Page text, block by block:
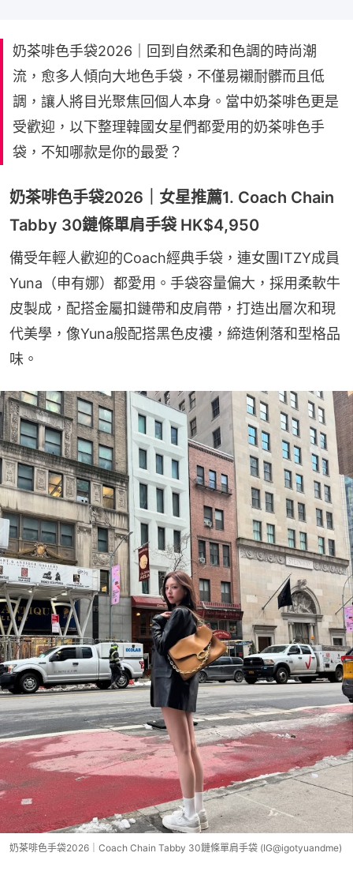
奶茶啡色手袋2026｜回到自然柔和色調的時尚潮
流，愈多人傾向大地色手袋，不僅易襯耐髒而且低
調，讓人將目光聚焦回個人本身。當中奶茶啡色更是
受歡迎，以下整理韓國女星們都愛用的奶茶啡色手
袋，不知哪款是你的最愛？
奶茶啡色手袋2026｜女星推薦1. Coach Chain
Tabby 30鏈條單肩手袋 HK$4,950
備受年輕人歡迎的Coach經典手袋，連女團ITZY成員
Yuna（申有娜）都愛用。手袋容量偏大，採用柔軟牛
皮製成，配搭金屬扣鏈帶和皮肩帶，打造出層次和現
代美學，像Yuna般配搭黑色皮褸，締造俐落和型格品
味。
奶茶啡色手袋2026｜Coach Chain Tabby 30鏈條單肩手袋 (IG@igotyuandme)